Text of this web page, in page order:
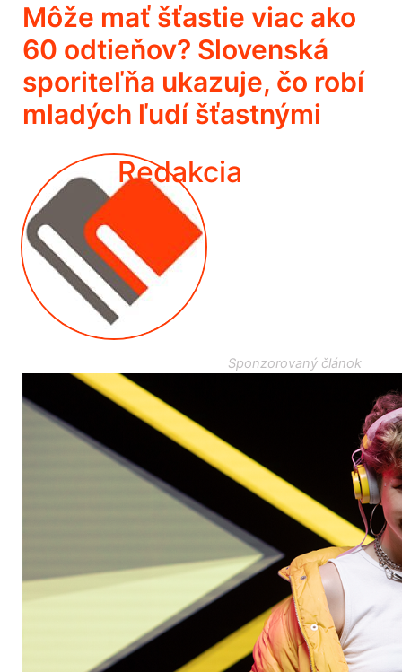
Môže mať šťastie viac ako
60 odtieňov? Slovenská
sporiteľňa ukazuje, čo robí
mladých ľudí šťastnými
Redakcia
Sponzorovaný článok